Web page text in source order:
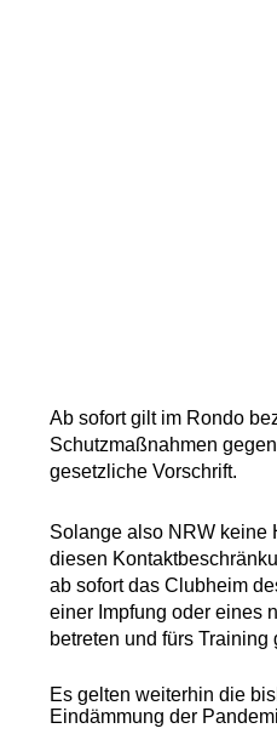
Ab sofort gilt im Rondo
Schutzmaßnahmen
gesetzliche Vorschrift.
Solange also NRW keine
diesen
ab sofort das Clubheim
einer Impfung oder eines
betreten und fürs Training
Es gelten weiterhin die
Eindämmung der